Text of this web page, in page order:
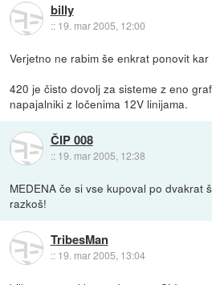
billy
:: 19. mar 2005, 12:00
Verjetno ne rabim še enkrat ponovit
420 je čisto dovolj za sisteme z eno
napajalniki z ločenima 12V linijama.
ČIP 008
:: 19. mar 2005, 12:38
MEDENA če si vse kupoval po dvakrat
razkoš!
TribesMan
:: 19. mar 2005, 13:04